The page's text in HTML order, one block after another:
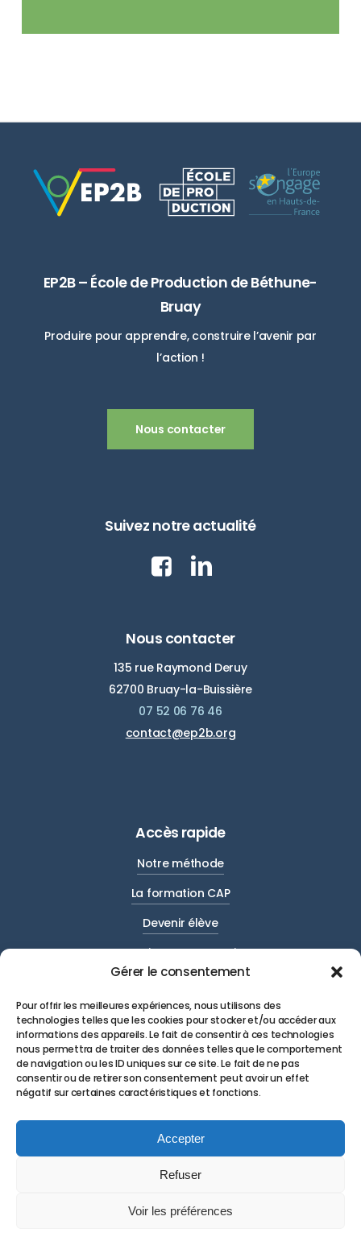
Gérer le consentement
Pour offrir les meilleures expériences, nous utilisons des
technologies telles que les cookies pour stocker et/ou accéder aux
informations des appareils. Le fait de consentir à ces technologies
nous permettra de traiter des données telles que le comportement
de navigation ou les ID uniques sur ce site. Le fait de ne pas
consentir ou de retirer son consentement peut avoir un effet
négatif sur certaines caractéristiques et fonctions.
Accepter
Refuser
Voir les préférences
EP2B – École de Production de Béthune-
Bruay
Produire pour apprendre, construire l’avenir par
l’action !
Nous contacter
Suivez notre actualité
Nous contacter
135 rue Raymond Deruy
62700 Bruay-la-Buissière
07 52 06 76 46
contact@ep2b.org
Accès rapide
Notre méthode
La formation CAP
Devenir élève
Entreprises et partenaires
Contact
©2026EP2B – Réalisé avec 💛 parNCLS PROD&
Agence Gus
Mentions légales